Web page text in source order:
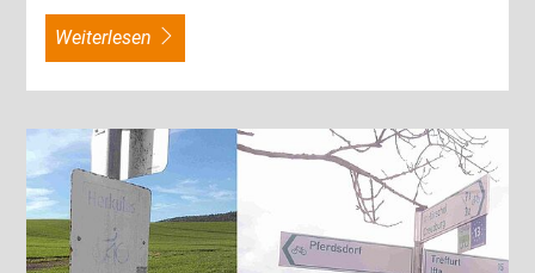
weiterlesen